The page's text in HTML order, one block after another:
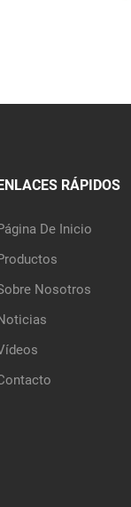
RÁPIDOS
De Inicio
Nosotros